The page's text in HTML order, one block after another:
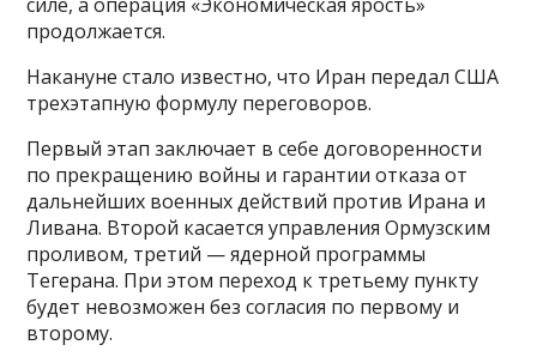
продолжается.
Накануне стало известно, что Иран передал США
трехэтапную формулу переговоров.
Первый этап заключает в себе договоренности
по прекращению войны и гарантии отказа от
дальнейших военных действий против Ирана и
Ливана. Второй касается управления Ормузским
проливом, третий — ядерной программы
Тегерана. При этом переход к третьему пункту
будет невозможен без согласия по первому и
второму.